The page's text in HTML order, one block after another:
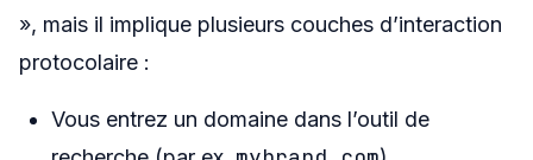
», mais il implique plusieurs couches d’interaction
protocolaire :
Vous entrez un domaine dans l’outil de